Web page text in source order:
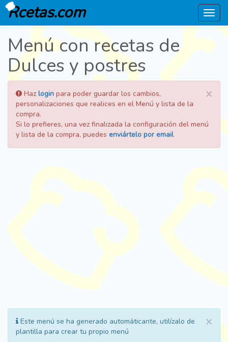
Menú
Rcetas.com
Menú con recetas de
Dulces y postres
×
Haz login para poder guardar los cambios,
personalizaciones que realices en el Menú y lista de la
compra.
Si lo prefieres, una vez finalizada la configuración del menú
y lista de la compra, puedes enviártelo por email
×
Este menú se ha generado automáticante, utilízalo de
plantilla para crear tu propio menú